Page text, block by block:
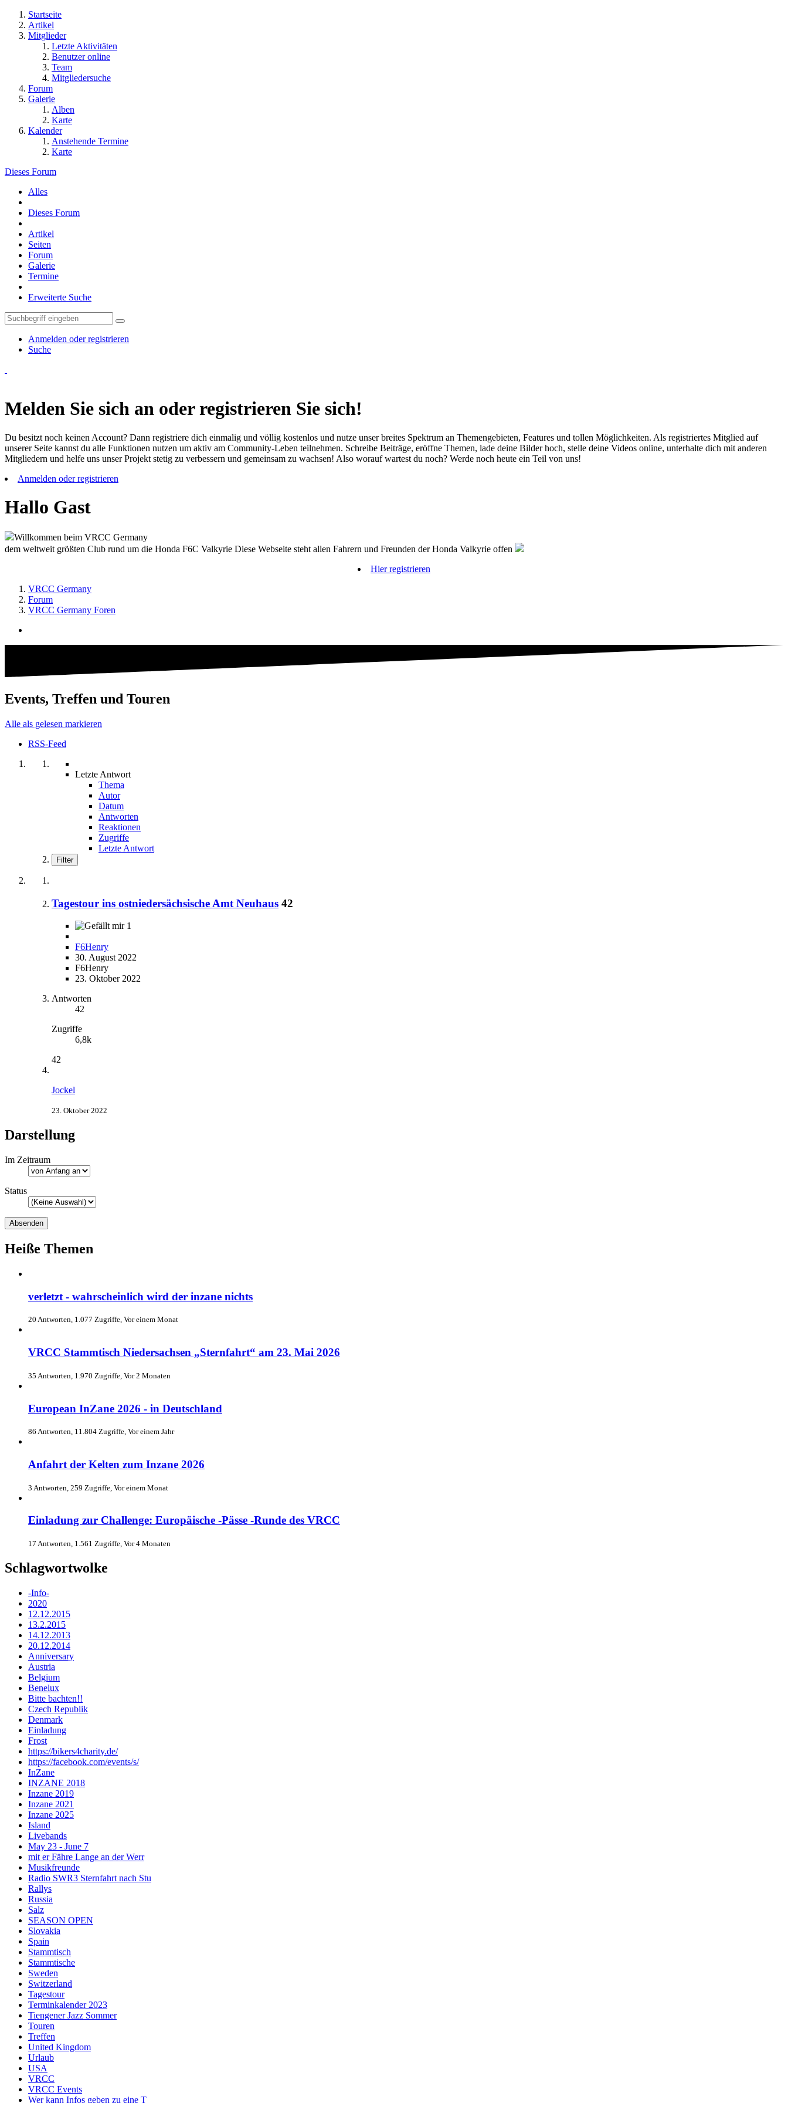
Startseite
Artikel
Mitglieder
Letzte Aktivitäten
Benutzer online
Team
Mitgliedersuche
Forum
Galerie
Alben
Karte
Kalender
Anstehende Termine
Karte
Dieses Forum
Alles
Dieses Forum
Artikel
Seiten
Forum
Galerie
Termine
Erweiterte Suche
Anmelden oder registrieren
Suche
Melden Sie sich an oder registrieren Sie sich!
Du besitzt noch keinen Account? Dann registriere dich einmalig und völlig kostenlos und nutze unser breites Spektrum an Themengebieten, Features und tollen Möglichkeiten. Als registriertes Mitglied auf
unserer Seite kannst du alle Funktionen nutzen um aktiv am Community-Leben teilnehmen. Schreibe Beiträge, eröffne Themen, lade deine Bilder hoch, stelle deine Videos online, unterhalte dich mit anderen
Mitgliedern und helfe uns unser Projekt stetig zu verbessern und gemeinsam zu wachsen! Also worauf wartest du noch? Werde noch heute ein Teil von uns!
Anmelden oder registrieren
Hallo Gast
Willkommen beim VRCC Germany
dem weltweit größten Club rund um die Honda F6C Valkyrie Diese Webseite steht allen Fahrern und Freunden der Honda Valkyrie offen
Hier registrieren
VRCC Germany
Forum
VRCC Germany Foren
Events, Treffen und Touren
Alle als gelesen markieren
RSS-Feed
Letzte Antwort
Thema
Autor
Datum
Antworten
Reaktionen
Zugriffe
Letzte Antwort
Filter
Tagestour ins ostniedersächsische Amt Neuhaus 42
1
F6Henry
30. August 2022
F6Henry
23. Oktober 2022
Antworten
42
Zugriffe
6,8k
42
Jockel
23. Oktober 2022
Darstellung
Im Zeitraum
Status
Heiße Themen
verletzt - wahrscheinlich wird der inzane nichts
20 Antworten, 1.077 Zugriffe, Vor einem Monat
VRCC Stammtisch Niedersachsen „Sternfahrt“ am 23. Mai 2026
35 Antworten, 1.970 Zugriffe, Vor 2 Monaten
European InZane 2026 - in Deutschland
86 Antworten, 11.804 Zugriffe, Vor einem Jahr
Anfahrt der Kelten zum Inzane 2026
3 Antworten, 259 Zugriffe, Vor einem Monat
Einladung zur Challenge: Europäische -Pässe -Runde des VRCC
17 Antworten, 1.561 Zugriffe, Vor 4 Monaten
Schlagwortwolke
-Info-
2020
12.12.2015
13.2.2015
14.12.2013
20.12.2014
Anniversary
Austria
Belgium
Benelux
Bitte bachten!!
Czech Republik
Denmark
Einladung
Frost
https://bikers4charity.de/
https://facebook.com/events/s/
InZane
INZANE 2018
Inzane 2019
Inzane 2021
Inzane 2025
Island
Livebands
May 23 - June 7
mit er Fähre Lange an der Werr
Musikfreunde
Radio SWR3 Sternfahrt nach Stu
Rallys
Russia
Salz
SEASON OPEN
Slovakia
Spain
Stammtisch
Stammtische
Sweden
Switzerland
Tagestour
Terminkalender 2023
Tiengener Jazz Sommer
Touren
Treffen
United Kingdom
Urlaub
USA
VRCC
VRCC Events
Wer kann Infos geben zu eine T